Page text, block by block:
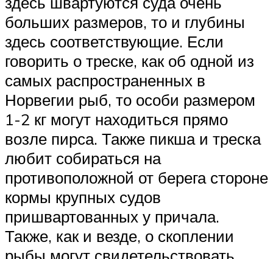
больших размеров, то и глубины
здесь соответствующие. Если
говорить о треске, как об одной из
самых распространенных в
Норвегии рыб, то особи размером
1-2 кг могут находиться прямо
возле пирса. Также пикша и треска
любит собираться на
противоположной от берега стороне
кормы крупных судов
пришвартованных у причала.
Также, как и везде, о скоплении